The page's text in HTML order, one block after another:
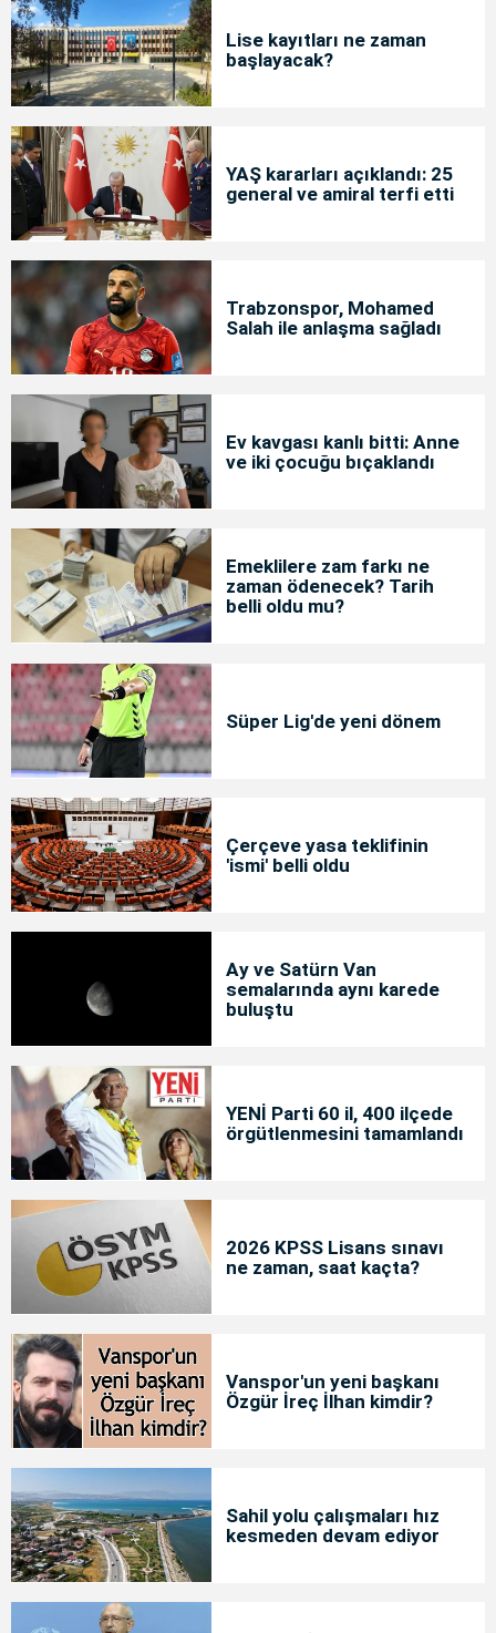
Lise kayıtları ne zaman
başlayacak?
YAŞ kararları açıklandı: 25
general ve amiral terfi etti
Trabzonspor, Mohamed
Salah ile anlaşma sağladı
Ev kavgası kanlı bitti: Anne
ve iki çocuğu bıçaklandı
Emeklilere zam farkı ne
zaman ödenecek? Tarih
belli oldu mu?
Süper Lig'de yeni dönem
Çerçeve yasa teklifinin
'ismi' belli oldu
Ay ve Satürn Van
semalarında aynı karede
buluştu
YENİ Parti 60 il, 400 ilçede
örgütlenmesini tamamlandı
2026 KPSS Lisans sınavı
ne zaman, saat kaçta?
Vanspor'un yeni başkanı
Özgür İreç İlhan kimdir?
Sahil yolu çalışmaları hız
kesmeden devam ediyor